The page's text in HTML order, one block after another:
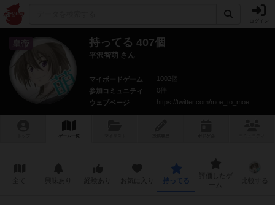
皇帝 持ってる 407個
平沢智萌 さん
マイボードゲーム
1002個
参加コミュニティ
0件
ウェブページ
https://twitter.com/moe_to_moe
ゲーム一覧
持ってる